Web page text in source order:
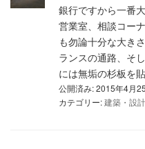
銀行ですから一番
営業室、相談コー
も勿論十分な大き
ランスの通路、そ
には無垢の杉板を
公開済み: 2015年4月
カテゴリー:建築・設